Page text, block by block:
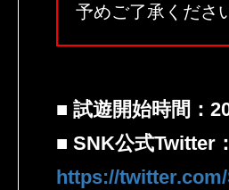
予めご了承くださ
■ 試遊開始時間：
■ SNK公式Twitter：
https://